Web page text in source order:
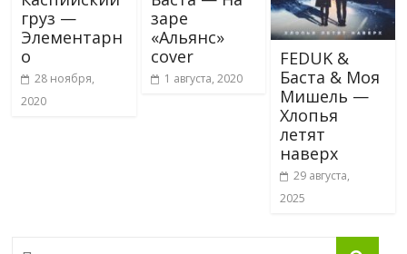
груз —
Элементарн
о
28 ноября,
2020
заре
«Альянс»
cover
1 августа, 2020
FEDUK &
Баста & Моя
Мишель —
Хлопья
летят
наверх
29 августа,
2025